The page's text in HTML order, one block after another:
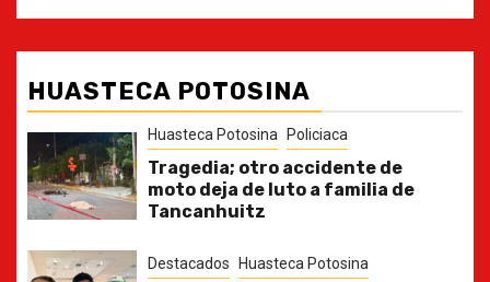
HUASTECA POTOSINA
Huasteca Potosina Policiaca
Tragedia; otro accidente de
moto deja de luto a familia de
Tancanhuitz
Destacados Huasteca Potosina